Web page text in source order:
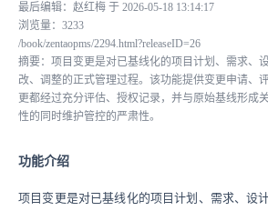
最后编辑：赵红梅 于 2026-05-18 13:14:17
浏览量：3233
/book/zentaopms/2294.html?releaseID=26
摘要：项目变更是对已基线化的项目计划、需求、
改、调整的正式管理过程。该功能提供变更申请、
更都经过充分评估、授权记录，并与原始基线形成
性的同时维护管控的严肃性。
功能介绍
项目变更是对已基线化的项目计划、需求、设